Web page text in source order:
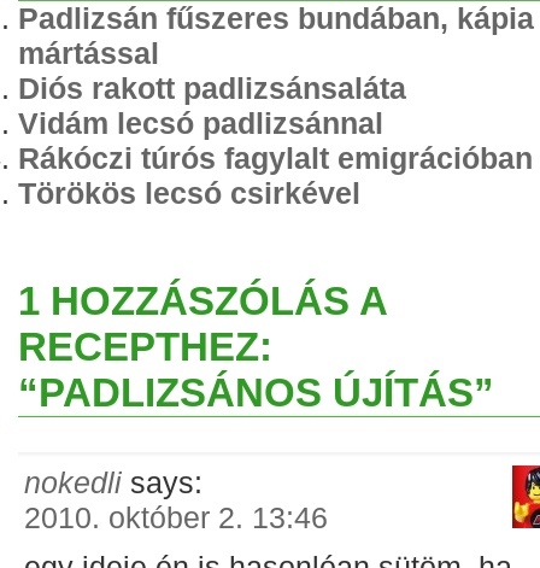
Padlizsán fűszeres bundában, kápia
mártással
Diós rakott padlizsánsaláta
Vidám lecsó padlizsánnal
Rákóczi túrós fagylalt emigrációban
Törökös lecsó csirkével
1 HOZZÁSZÓLÁS A
RECEPTHEZ:
“PADLIZSÁNOS ÚJÍTÁS”
nokedli says:
2010. október 2. 13:46